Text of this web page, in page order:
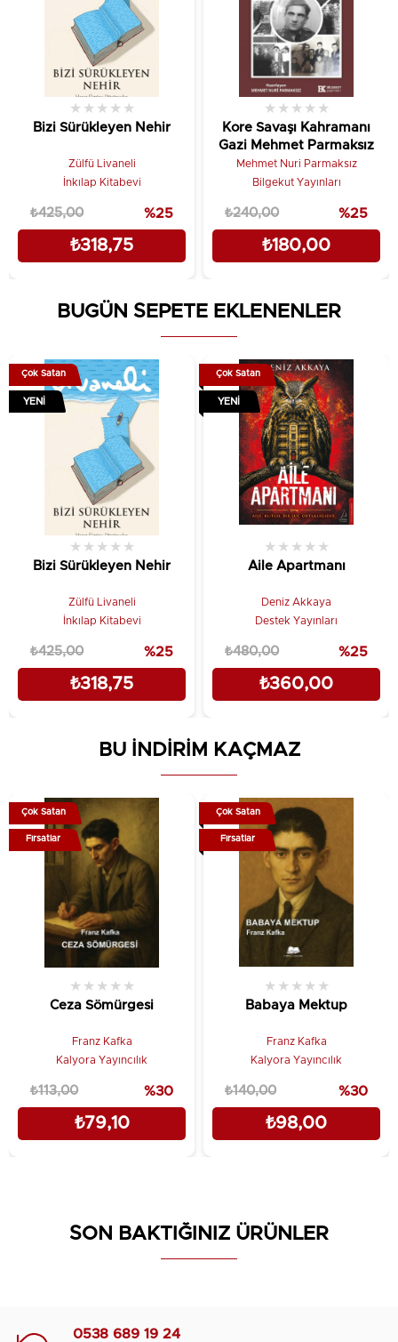
Tanıtım Metni
Bizi Sürükleyen Nehir
★ ★ ★ ★ ★
Zülfü Livaneli
İnkılap Kitabevi
₺318,75
₺425,00 %25
Kore Savaşı Kahramanı
Gazi Mehmet Parmaksız
★ ★ ★ ★ ★
Mehmet Nuri Parmaksız
Bilgekut Yayınları
₺180,00
₺240,00 %25
BUGÜN SEPETE EKLENENLER
Bizi Sürükleyen Nehir
★ ★ ★ ★ ★
Zülfü Livaneli
İnkılap Kitabevi
₺318,75
₺425,00 %25
Çok Satan
YENI
Aile Apartmanı
★ ★ ★ ★ ★
Deniz Akkaya
Destek Yayınları
₺360,00
₺480,00 %25
Çok Satan
YENI
BU İNDİRİM KAÇMAZ
Ceza Sömürgesi
★ ★ ★ ★ ★
Franz Kafka
Kalyora Yayıncılık
₺79,10
₺113,00 %30
Çok Satan
Fırsatlar
Babaya Mektup
★ ★ ★ ★ ★
Franz Kafka
Kalyora Yayıncılık
₺98,00
₺140,00 %30
Çok Satan
Fırsatlar
SON BAKTIĞINIZ ÜRÜNLER
0538 689 19 24